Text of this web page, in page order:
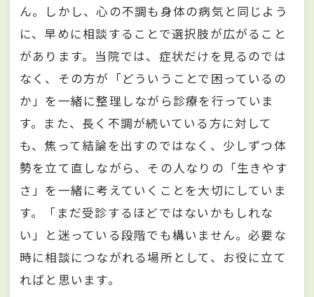
ん。しかし、心の不調も身体の病気と同じよう
に、早めに相談することで選択肢が広がること
があります。当院では、症状だけを見るのでは
なく、その方が「どういうことで困っているの
か」を一緒に整理しながら診療を行っていま
す。また、長く不調が続いている方に対して
も、焦って結論を出すのではなく、少しずつ体
勢を立て直しながら、その人なりの「生きやす
さ」を一緒に考えていくことを大切にしていま
す。「まだ受診するほどではないかもしれな
い」と迷っている段階でも構いません。必要な
時に相談につながれる場所として、お役に立て
ればと思います。